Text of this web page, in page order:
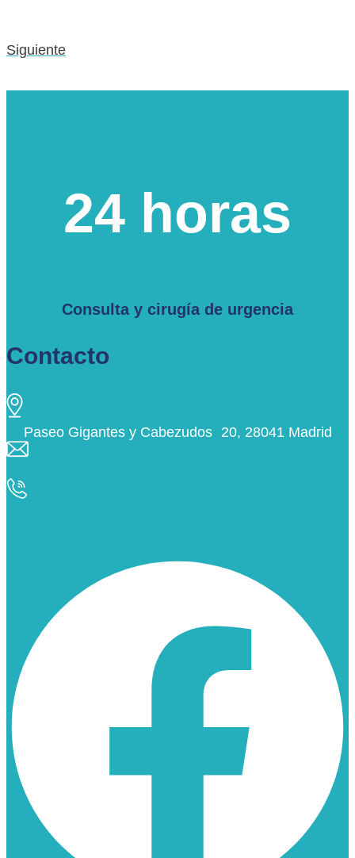
Siguiente
24 horas
Consulta y cirugía de urgencia
Contacto
Paseo Gigantes y Cabezudos 20, 28041 Madrid